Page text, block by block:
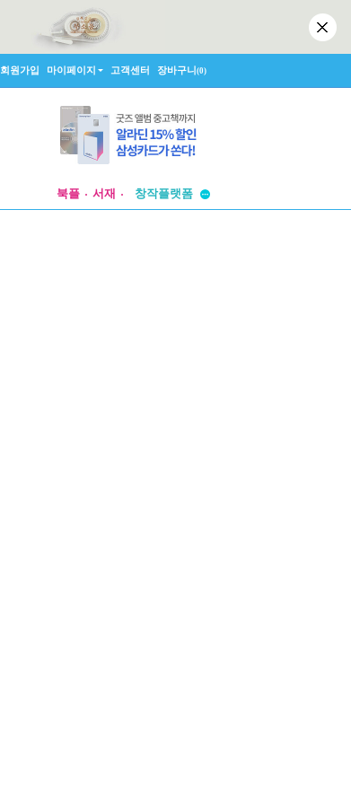
회원가입 마이페이지 고객센터 장바구니(0)
북플 서재
창작플랫폼